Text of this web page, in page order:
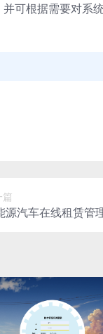
可根据需要对系
篇
源汽车在线租赁管